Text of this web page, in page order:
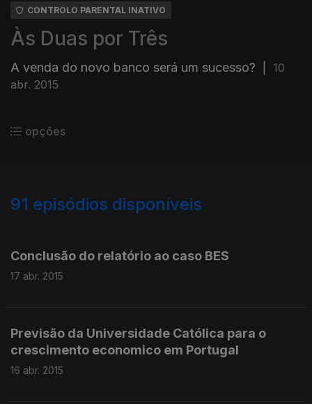
CONTROLO PARENTAL INATIVO
Às Duas por Três
A venda do novo banco será um sucesso?
10
abr. 2015
opções
91 episódios disponíveis
Conclusão do relatório ao caso BES
17 abr. 2015
Previsão da Universidade Católica para o
crescimento economico em Portugal
16 abr. 2015